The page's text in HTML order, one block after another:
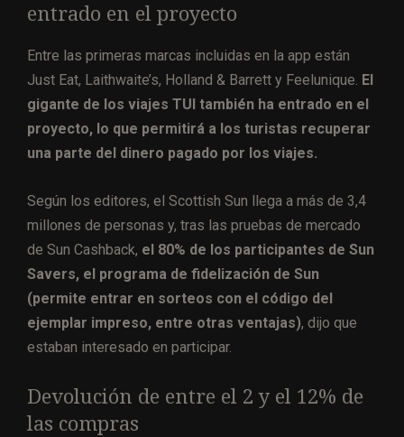
entrado en el proyecto
Entre las primeras marcas incluidas en la app están
Just Eat, Laithwaite’s, Holland & Barrett y Feelunique. El
gigante de los viajes TUI también ha entrado en el
proyecto, lo que permitirá a los turistas recuperar
una parte del dinero pagado por los viajes.
Según los editores, el Scottish Sun llega a más de 3,4
millones de personas y, tras las pruebas de mercado
de Sun Cashback, el 80% de los participantes de Sun
Savers, el programa de fidelización de Sun
(permite entrar en sorteos con el código del
ejemplar impreso, entre otras ventajas), dijo que
estaban interesado ​​en participar.
Devolución de entre el 2 y el 12% de
las compras